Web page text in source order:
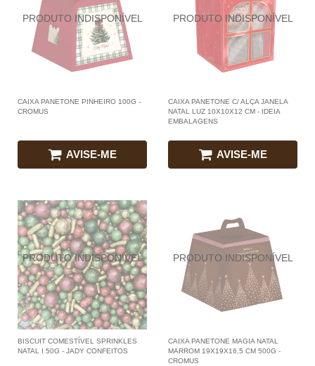
CAIXA PANETONE PINHEIRO 100G -
CROMUS
AVISE-ME
CAIXA PANETONE C/ ALÇA JANELA
NATAL LUZ 10X10X12 CM - IDEIA
EMBALAGENS
AVISE-ME
BISCUIT COMESTÍVEL SPRINKLES
NATAL I 50G - JADY CONFEITOS
CAIXA PANETONE MAGIA NATAL
MARROM 19X19X16,5 CM 500G -
CROMUS